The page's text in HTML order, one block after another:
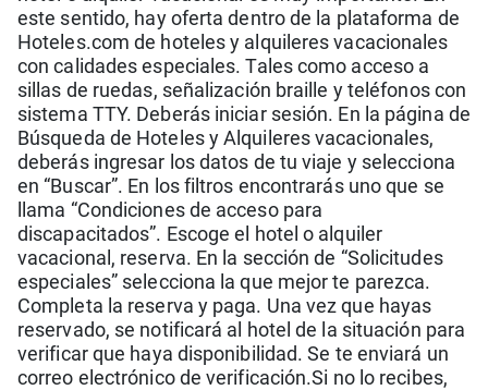
este sentido, hay oferta dentro de la plataforma de
Hoteles.com de hoteles y alquileres vacacionales
con calidades especiales. Tales como acceso a
sillas de ruedas, señalización braille y teléfonos con
sistema TTY. Deberás iniciar sesión. En la página de
Búsqueda de Hoteles y Alquileres vacacionales,
deberás ingresar los datos de tu viaje y selecciona
en “Buscar”. En los filtros encontrarás uno que se
llama “Condiciones de acceso para
discapacitados”. Escoge el hotel o alquiler
vacacional, reserva. En la sección de “Solicitudes
especiales” selecciona la que mejor te parezca.
Completa la reserva y paga. Una vez que hayas
reservado, se notificará al hotel de la situación para
verificar que haya disponibilidad. Se te enviará un
correo electrónico de verificación.Si no lo recibes,